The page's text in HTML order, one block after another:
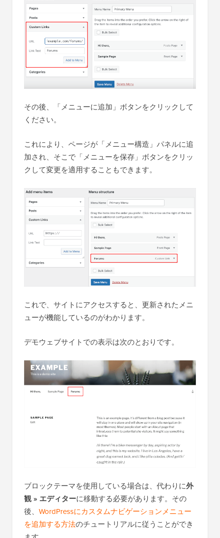
その後、「メニューに追加」ボタンをクリックして
ください。
これにより、ページが「メニュー構造」パネルに追
加され、そこで「メニューを保存」ボタンをクリッ
クして変更を適用することもできます。
これで、サイトにアクセスすると、更新されたメニ
ューが機能しているのがわかります。
デモウェブサイトでの表示は次のとおりです。
ブロックテーマを使用している場合は、代わりに外
観 » エディターに移動する必要があります。その
後、 WordPressにカスタムナビゲーションメニュー
を追加する方法のチュートリアルに従うことができ